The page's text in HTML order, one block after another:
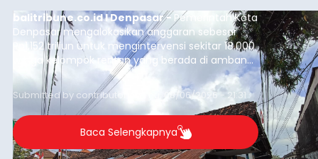
balitribune.co.id I Denpasar - Pemerintah Kota
Denpasar mengalokasikan anggaran sebesar
Rp1,152 triliun untuk mengintervensi sekitar 18.000
warga kelompok rentan yang berada di ambang
garis kemiskinan. Langkah strategis ini diambil
guna menjaga masyarakat yang berada pada
kelompok desil 5 dan 6 tersebut agar tidak
merosot ke kategori miskin.
Submitted by contributor Thu, 08/06/2026 - 21:31
Baca Selengkapnya